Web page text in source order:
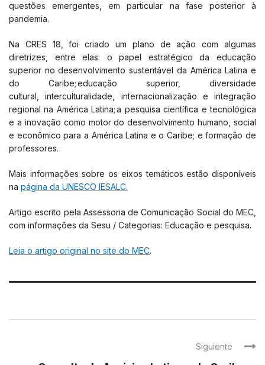
questões emergentes, em particular na fase posterior à
pandemia.
Na CRES 18, foi criado um plano de ação com algumas
diretrizes, entre elas: o papel estratégico da educação
superior no desenvolvimento sustentável da América Latina e
do Caribe; educação superior, diversidade
cultural, interculturalidade, internacionalização e integração
regional na América Latina; a pesquisa científica e tecnológica
e a inovação como motor do desenvolvimento humano, social
e econômico para a América Latina e o Caribe; e formação de
professores.
Mais informações sobre os eixos temáticos estão disponíveis
na página da UNESCO IESALC.
Artigo escrito pela Assessoria de Comunicação Social do MEC,
com informações da Sesu / Categorias: Educação e pesquisa.
Leia o artigo original no site do MEC.
Siguiente